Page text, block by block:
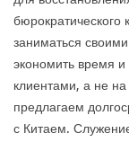
заниматься
экономить время
клиентами, а не
предлагаем
с Китаем.